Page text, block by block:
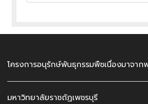
โครงการอนุรักษ์พันธุกรรมพืชเนื่องมาจากพ
มหาวิทยาลัยราชถัฏเพชรบุรี